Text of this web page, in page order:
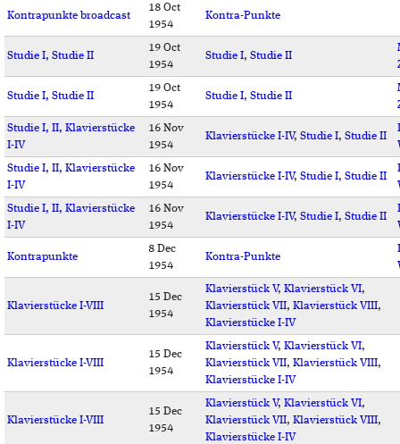
Kontrapunkte broadcast
18 Oct
1954
Kontra-Punkte
Studie I, Studie II
19 Oct
1954
Studie I, Studie II
Studie I, Studie II
19 Oct
1954
Studie I, Studie II
Studie I, II, Klavierstücke
I-IV
16 Nov
1954
Klavierstücke I-IV, Studie I, Studie II
Studie I, II, Klavierstücke
I-IV
16 Nov
1954
Klavierstücke I-IV, Studie I, Studie II
Studie I, II, Klavierstücke
I-IV
16 Nov
1954
Klavierstücke I-IV, Studie I, Studie II
Kontrapunkte
8 Dec
1954
Kontra-Punkte
Klavierstücke I-VIII
15 Dec
1954
Klavierstück V, Klavierstück VI,
Klavierstück VII, Klavierstück VIII,
Klavierstücke I-IV
Klavierstücke I-VIII
15 Dec
1954
Klavierstück V, Klavierstück VI,
Klavierstück VII, Klavierstück VIII,
Klavierstücke I-IV
Klavierstücke I-VIII
15 Dec
1954
Klavierstück V, Klavierstück VI,
Klavierstück VII, Klavierstück VIII,
Klavierstücke I-IV